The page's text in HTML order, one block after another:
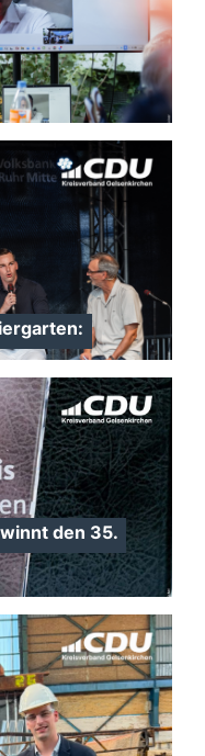
den 35.